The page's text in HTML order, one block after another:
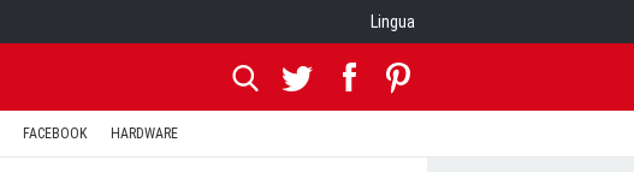
Lingua
FACEBOOK HARDWARE